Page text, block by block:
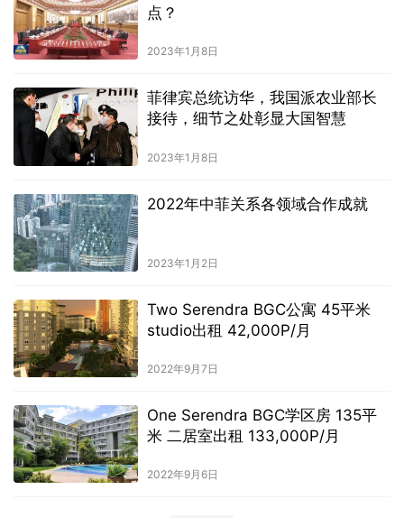
点？
2023年1月8日
菲律宾总统访华，我国派农业部长
接待，细节之处彰显大国智慧
2023年1月8日
2022年中菲关系各领域合作成就
2023年1月2日
Two Serendra BGC公寓 45平米
studio出租 42,000P/月
2022年9月7日
One Serendra BGC学区房 135平
米 二居室出租 133,000P/月
2022年9月6日